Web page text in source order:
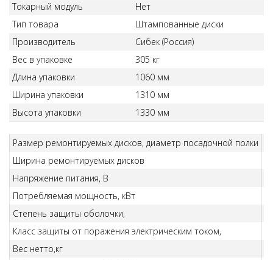
Токарный модуль
Нет
Тип товара
Штампованные диски
Производитель
Сибек (Россия)
Вес в упаковке
305 кг
Длина упаковки
1060 мм
Ширина упаковки
1310 мм
Высота упаковки
1330 мм
Размер ремонтируемых дисков, диаметр посадочной полки
Ширина ремонтируемых дисков
Напряжение питания, В
Потребляемая мощность, кВт
Степень защиты оболочки,
Класс защиты от поражения электрическим током,
Вес нетто,кг